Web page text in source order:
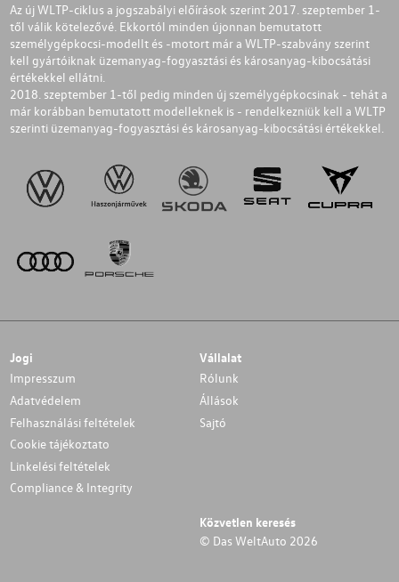
Az új WLTP-ciklus a jogszabályi előírások szerint 2017. szeptember 1-
től válik kötelezővé. Ekkortól minden újonnan bemutatott
személygépkocsi-modellt és -motort már a WLTP-szabvány szerint
kell gyártóiknak üzemanyag-fogyasztási és károsanyag-kibocsátási
értékekkel ellátni.
2018. szeptember 1-től pedig minden új személygépkocsinak - tehát a
már korábban bemutatott modelleknek is - rendelkezniük kell a WLTP
szerinti üzemanyag-fogyasztási és károsanyag-kibocsátási értékekkel.
Jogi
Impresszum
Adatvédelem
Felhasználási feltételek
Cookie tájékoztato
Linkelési feltételek
Compliance & Integrity
Vállalat
Rólunk
Állások
Sajtó
Közvetlen keresés
© Das WeltAuto 2026